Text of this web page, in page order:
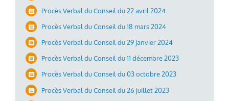
Procès Verbal du Conseil du 22 avril 2024
Procès Verbal du Conseil du 18 mars 2024
Procès Verbal du Conseil du 29 janvier 2024
Procès Verbal du Conseil du 11 décembre 2023
Procès Verbal du Conseil du 03 octobre 2023
Procès Verbal du Conseil du 26 juillet 2023